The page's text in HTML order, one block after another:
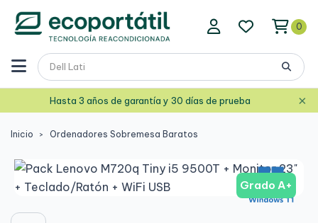
0
Hasta 3 años de garantía y 30 días de prueba ×
Inicio Ordenadores Sobremesa Baratos
Grado A+